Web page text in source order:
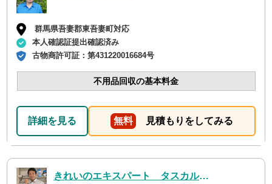
群馬県吾妻郡東吾妻町対応
本人確認証提出確認済み
古物商許可証：第431220016684号
不用品回収の基本料金
詳細を見る 無料 見積もりをしてみる
きれいのエキスパート タスカルハーツ